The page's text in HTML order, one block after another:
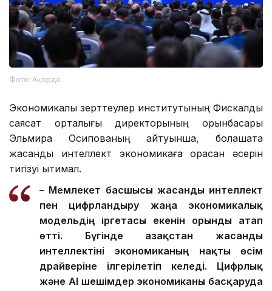
Фото: Ақорда
Экономикалық зерттеулер институтының Фискалдық
саясат орталығы директорының орынбасары
Эльмира Осипованың айтуынша, болашақта
жасанды интеллект экономикаға орасан әсерін
тигізуі ықтимал.
– Мемлекет басшысы жасанды интеллект
пен цифрландыру жаңа экономикалық
модельдің іргетасы екенін орынды атап
өтті. Бүгінде Қазақстан жасанды
интеллектіні экономиканың нақты өсім
драйверіне ілгерілетіп келеді. Цифрлық
және AI шешімдер экономиканы басқаруда